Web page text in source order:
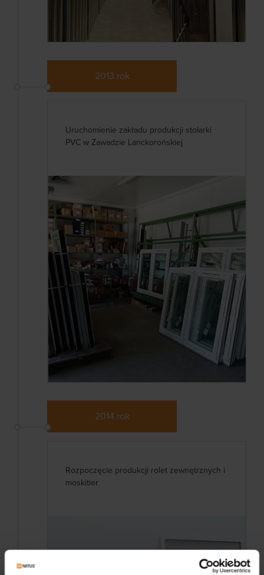
Uruchomienie zakładu produkcji stolarki
PVC w Zawadzie Lanckorońskiej
2013 rok
Rozpoczęcie produkcji rolet zewnętrznych i
moskitier
2014 rok